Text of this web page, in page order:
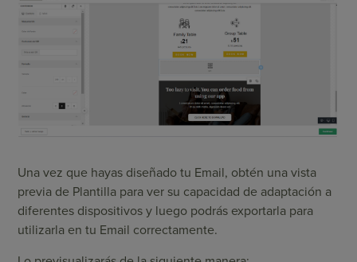
Una vez que hayas diseñado tu Email, obtén una vista
previa de Plantilla para ver su capacidad de adaptación a
diferentes dispositivos y luego podrás exportarla para
utilizarla en tu Email correctamente.